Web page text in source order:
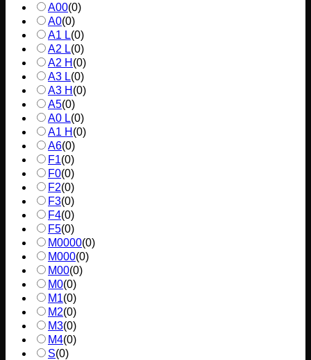
A00(0)
A0(0)
A1 L(0)
A2 L(0)
A2 H (0)
A3 L(0)
A3 H (0)
A5(0)
A0 L(0)
A1 H (0)
A6(0)
F1(0)
F0(0)
F2(0)
F3(0)
F4(0)
F5(0)
M0000(0)
M000(0)
M00(0)
M0(0)
M1(0)
M2(0)
M3(0)
M4(0)
S(0)